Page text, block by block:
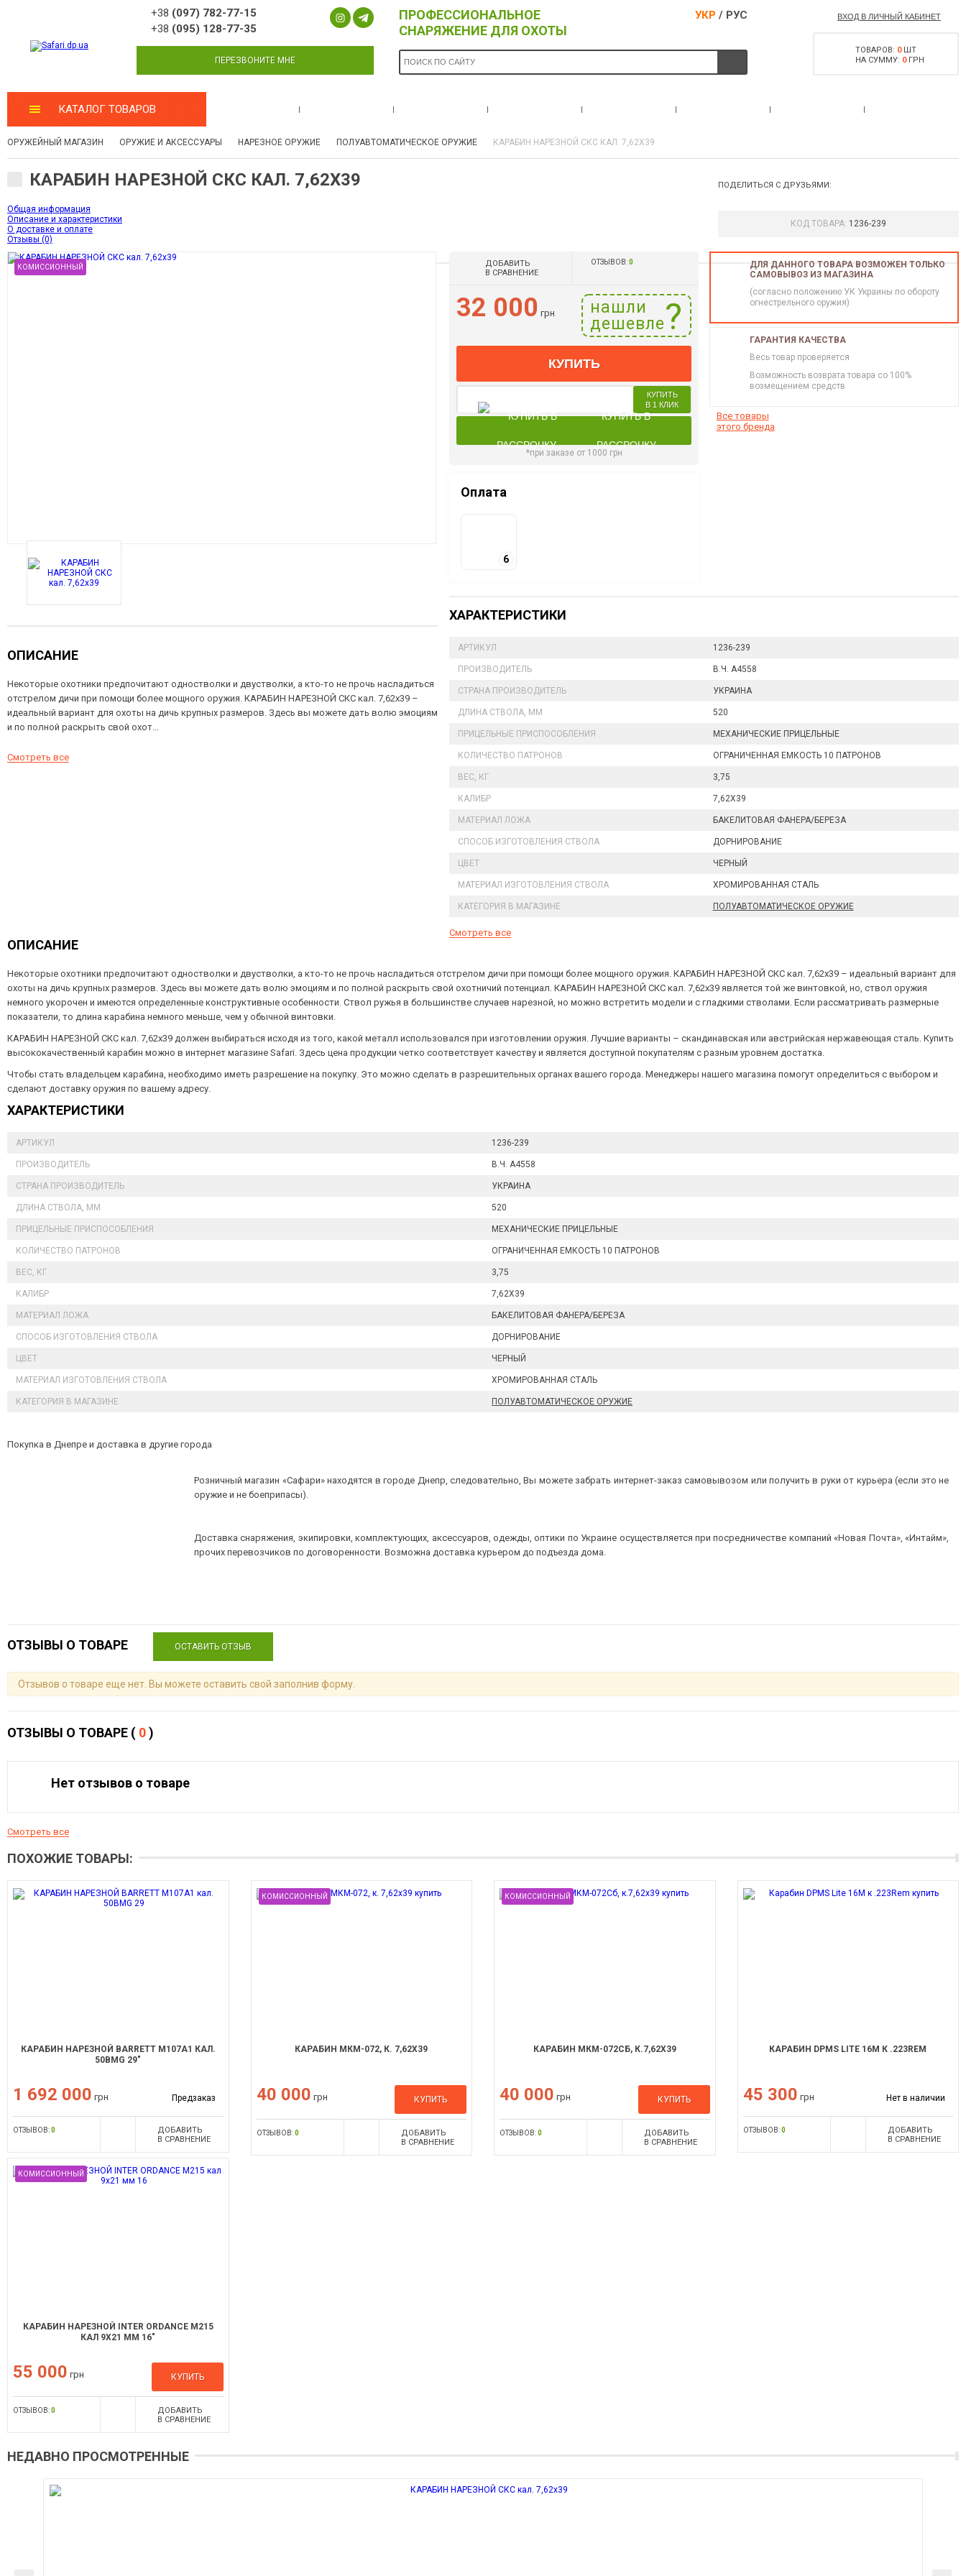
+38 (097) 782-77-15
+38 (095) 128-77-35
ПЕРЕЗВОНИТЕ МНЕ
ПРОФЕССИОНАЛЬНОЕ
СНАРЯЖЕНИЕ ДЛЯ ОХОТЫ
УКР / РУС ВХОД В ЛИЧНЫЙ КАБИНЕТ
ТОВАРОВ: 0ШТ
НА СУММУ: 0ГРН
КАТАЛОГ ТОВАРОВ
ОРУЖЕЙНЫЙ МАГАЗИН ОРУЖИЕ И АКСЕССУАРЫ НАРЕЗНОЕ ОРУЖИЕ ПОЛУАВТОМАТИЧЕСКОЕ ОРУЖИЕ КАРАБИН НАРЕЗНОЙ СКС КАЛ. 7,62Х39
КАРАБИН НАРЕЗНОЙ СКС КАЛ. 7,62Х39
Общая информация
Описание и характеристики
О доставке и оплате
Отзывы (0)
ПОДЕЛИТЬСЯ С ДРУЗЬЯМИ:
КОД ТОВАРА: 1236-239
КОМИССИОННЫЙ
ОПИСАНИЕ
Некоторые охотники предпочитают одностволки и двустволки, а кто-то не прочь насладиться
отстрелом дичи при помощи более мощного оружия. КАРАБИН НАРЕЗНОЙ СКС кал. 7,62х39 –
идеальный вариант для охоты на дичь крупных размеров. Здесь вы можете дать волю эмоциям
и по полной раскрыть свой охот...
Смотреть все
ДОБАВИТЬ
В СРАВНЕНИЕ
ОТЗЫВОВ:0
32 000 грн
нашли
дешевле
КУПИТЬ
КУПИТЬ
В 1 КЛИК
КУПИТЬ В
РАССРОЧКУ
*при заказе от 1000 грн
Оплата
6
ДЛЯ ДАННОГО ТОВАРА ВОЗМОЖЕН ТОЛЬКО
САМОВЫВОЗ ИЗ МАГАЗИНА
(согласно положению УК Украины по обороту
огнестрельного оружия)
ГАРАНТИЯ КАЧЕСТВА
Весь товар проверяется
Возможность возврата товара со 100%
возмещением средств
Все товары
этого бренда
ХАРАКТЕРИСТИКИ
АРТИКУЛ 1236-239
ПРОИЗВОДИТЕЛЬ В.Ч. А4558
СТРАНА ПРОИЗВОДИТЕЛЬ УКРАИНА
ДЛИНА СТВОЛА, ММ 520
ПРИЦЕЛЬНЫЕ ПРИСПОСОБЛЕНИЯ МЕХАНИЧЕСКИЕ ПРИЦЕЛЬНЫЕ
КОЛИЧЕСТВО ПАТРОНОВ ОГРАНИЧЕННАЯ ЕМКОСТЬ 10 ПАТРОНОВ
ВЕС, КГ 3,75
КАЛИБР 7,62X39
МАТЕРИАЛ ЛОЖА БАКЕЛИТОВАЯ ФАНЕРА/БЕРЕЗА
СПОСОБ ИЗГОТОВЛЕНИЯ СТВОЛА ДОРНИРОВАНИЕ
ЦВЕТ ЧЕРНЫЙ
МАТЕРИАЛ ИЗГОТОВЛЕНИЯ СТВОЛА ХРОМИРОВАННАЯ СТАЛЬ
КАТЕГОРИЯ В МАГАЗИНЕ ПОЛУАВТОМАТИЧЕСКОЕ ОРУЖИЕ
Смотреть все
ОПИСАНИЕ
Некоторые охотники предпочитают одностволки и двустволки, а кто-то не прочь насладиться отстрелом дичи при помощи более мощного оружия. КАРАБИН НАРЕЗНОЙ СКС кал. 7,62х39 – идеальный вариант для
охоты на дичь крупных размеров. Здесь вы можете дать волю эмоциям и по полной раскрыть свой охотничий потенциал. КАРАБИН НАРЕЗНОЙ СКС кал. 7,62х39 является той же винтовкой, но, ствол оружия
немного укорочен и имеются определенные конструктивные особенности. Ствол ружья в большинстве случаев нарезной, но можно встретить модели и с гладкими стволами. Если рассматривать размерные
показатели, то длина карабина немного меньше, чем у обычной винтовки.
КАРАБИН НАРЕЗНОЙ СКС кал. 7,62х39 должен выбираться исходя из того, какой металл использовался при изготовлении оружия. Лучшие варианты – скандинавская или австрийская нержавеющая сталь. Купить
высококачественный карабин можно в интернет магазине Safari. Здесь цена продукции четко соответствует качеству и является доступной покупателям с разным уровнем достатка.
Чтобы стать владельцем карабина, необходимо иметь разрешение на покупку. Это можно сделать в разрешительных органах вашего города. Менеджеры нашего магазина помогут определиться с выбором и
сделают доставку оружия по вашему адресу.
ХАРАКТЕРИСТИКИ
АРТИКУЛ 1236-239
ПРОИЗВОДИТЕЛЬ В.Ч. А4558
СТРАНА ПРОИЗВОДИТЕЛЬ УКРАИНА
ДЛИНА СТВОЛА, ММ 520
ПРИЦЕЛЬНЫЕ ПРИСПОСОБЛЕНИЯ МЕХАНИЧЕСКИЕ ПРИЦЕЛЬНЫЕ
КОЛИЧЕСТВО ПАТРОНОВ ОГРАНИЧЕННАЯ ЕМКОСТЬ 10 ПАТРОНОВ
ВЕС, КГ 3,75
КАЛИБР 7,62X39
МАТЕРИАЛ ЛОЖА БАКЕЛИТОВАЯ ФАНЕРА/БЕРЕЗА
СПОСОБ ИЗГОТОВЛЕНИЯ СТВОЛА ДОРНИРОВАНИЕ
ЦВЕТ ЧЕРНЫЙ
МАТЕРИАЛ ИЗГОТОВЛЕНИЯ СТВОЛА ХРОМИРОВАННАЯ СТАЛЬ
КАТЕГОРИЯ В МАГАЗИНЕ ПОЛУАВТОМАТИЧЕСКОЕ ОРУЖИЕ
Покупка в Днепре и доставка в другие города
Розничный магазин «Сафари» находятся в городе Днепр, следовательно, Вы можете забрать интернет-заказ самовывозом или получить в руки от курьера (если это не
оружие и не боеприпасы).
Доставка снаряжения, экипировки, комплектующих, аксессуаров, одежды, оптики по Украине осуществляется при посредничестве компаний «Новая Почта», «Интайм»,
прочих перевозчиков по договоренности. Возможна доставка курьером до подъезда дома.
ОТЗЫВЫ О ТОВАРЕ ОСТАВИТЬ ОТЗЫВ
Отзывов о товаре еще нет. Вы можете оставить свой заполнив форму.
ОТЗЫВЫ О ТОВАРЕ ( 0)
Нет отзывов о товаре
Смотреть все
ПОХОЖИЕ ТОВАРЫ:
КАРАБИН НАРЕЗНОЙ BARRETT M107A1 КАЛ.
50BMG 29"
1 692 000 грн Предзаказ
ОТЗЫВОВ:0
ДОБАВИТЬ
В СРАВНЕНИЕ
КОМИССИОННЫЙ
КАРАБИН МКМ-072, К. 7,62X39
40 000 грн КУПИТЬ
ОТЗЫВОВ:0
ДОБАВИТЬ
В СРАВНЕНИЕ
КОМИССИОННЫЙ
КАРАБИН МКМ-072СБ, К.7,62X39
40 000 грн КУПИТЬ
ОТЗЫВОВ:0
ДОБАВИТЬ
В СРАВНЕНИЕ
КАРАБИН DPMS LITE 16M К .223REM
45 300 грн Нет в наличии
ОТЗЫВОВ:0
ДОБАВИТЬ
В СРАВНЕНИЕ
КОМИССИОННЫЙ
КАРАБИН НАРЕЗНОЙ INTER ORDANCE M215
КАЛ 9Х21 ММ 16"
55 000 грн КУПИТЬ
ОТЗЫВОВ:0
ДОБАВИТЬ
В СРАВНЕНИЕ
НЕДАВНО ПРОСМОТРЕННЫЕ